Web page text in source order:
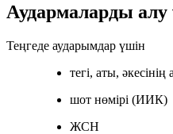
Аудармаларды алу
Теңгеде аударымдар үшін
тегі, аты, әкесінің
шот нөмірі (ИИК)
ЖСН